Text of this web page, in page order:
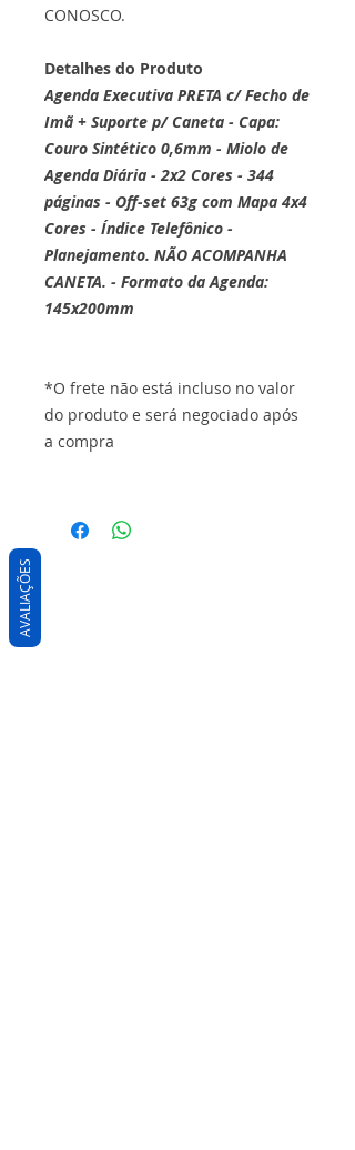
CONOSCO.
Detalhes do Produto
Agenda Executiva PRETA c/ Fecho de
Imã + Suporte p/ Caneta - Capa:
Couro Sintético 0,6mm - Miolo de
Agenda Diária - 2x2 Cores - 344
páginas - Off-set 63g com Mapa 4x4
Cores - Índice Telefônico -
Planejamento. NÃO ACOMPANHA
CANETA. - Formato da Agenda:
145x200mm
*O frete não está incluso no valor
do produto e será negociado após
a compra
AVALIAÇÕES